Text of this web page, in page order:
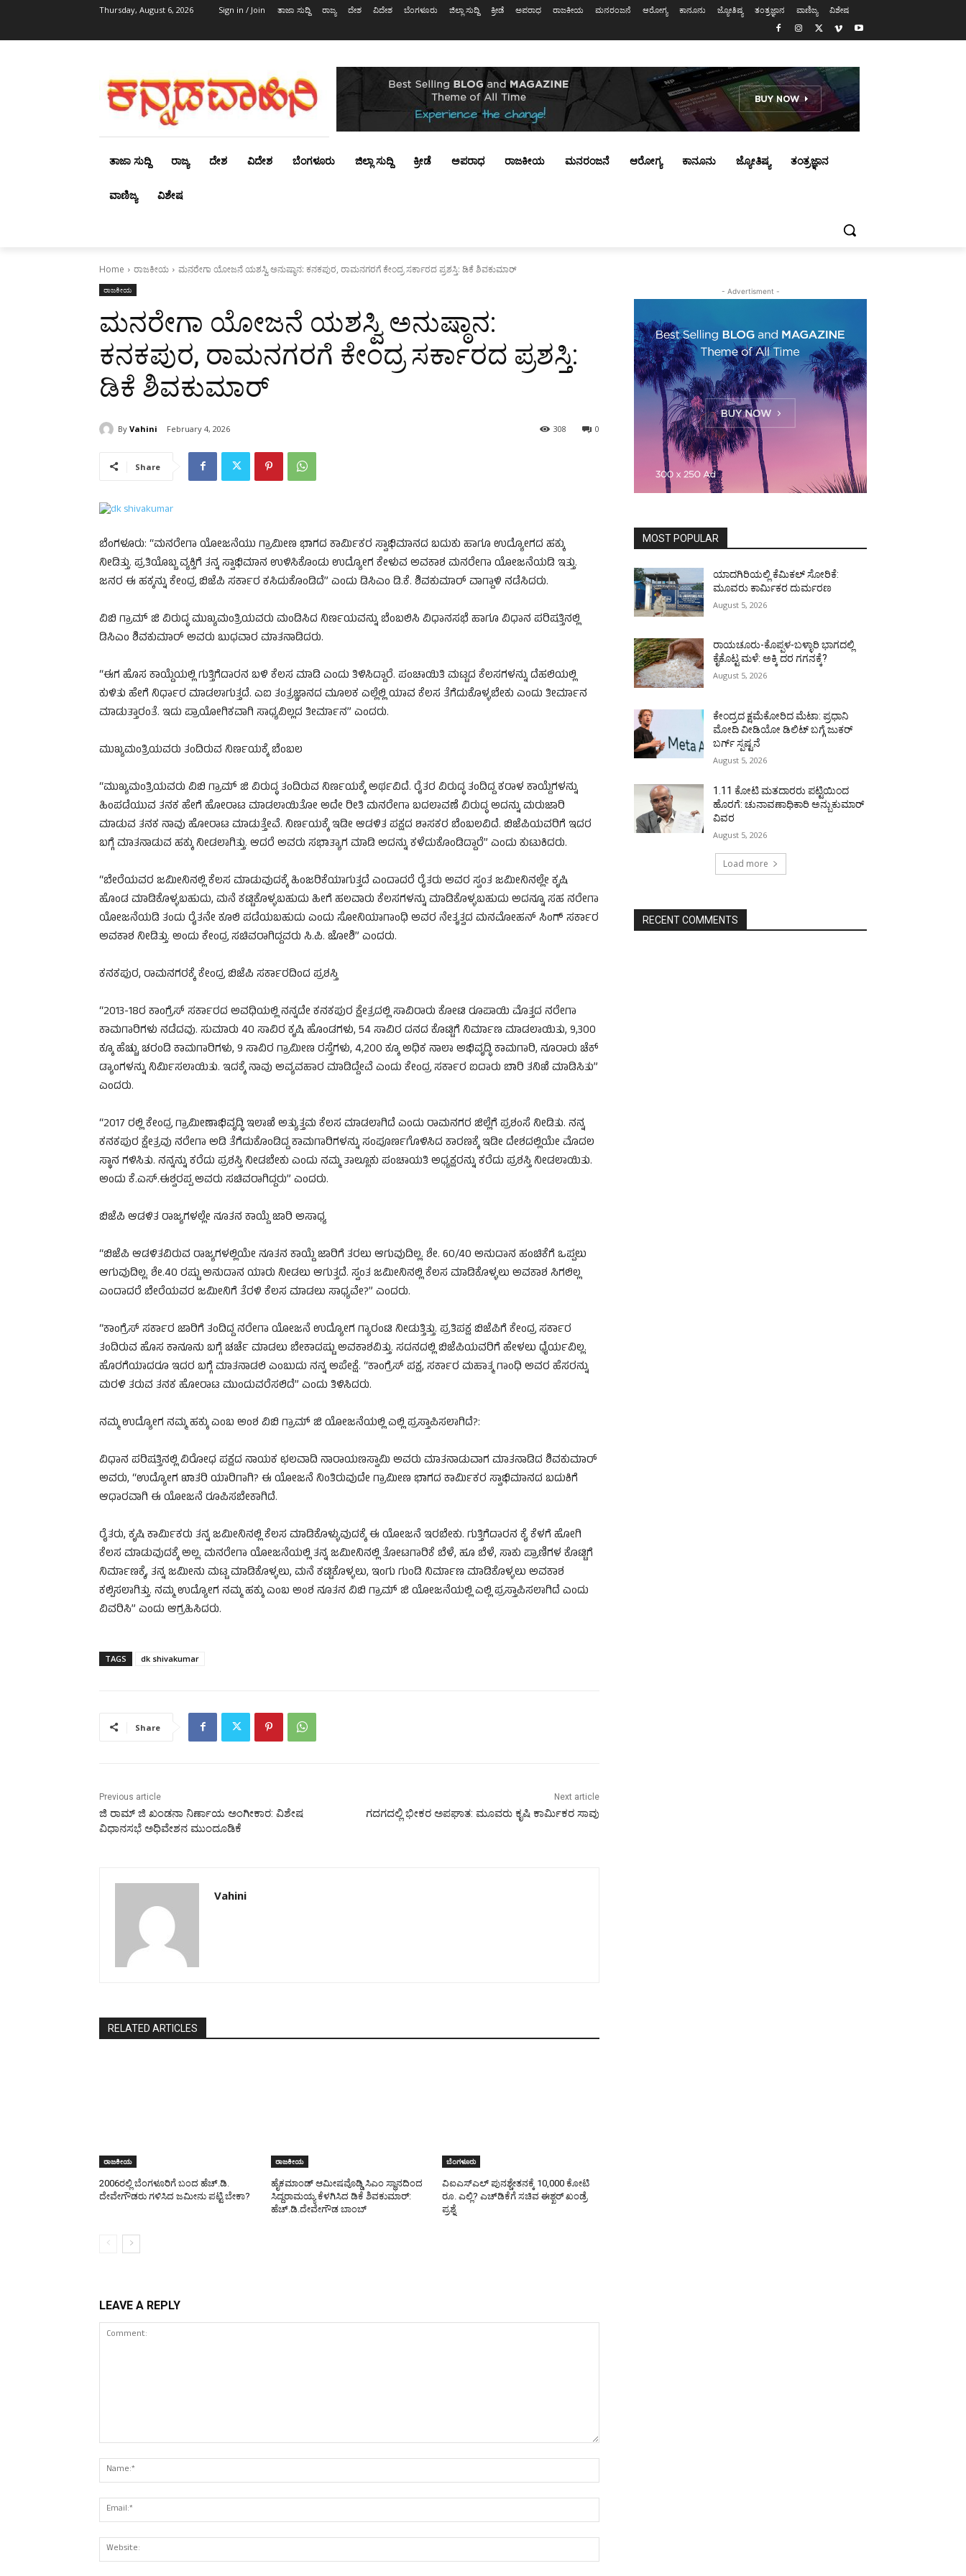
Thursday, August 6, 2026 Sign in / Join ತಾಜಾ ಸುದ್ದಿ ರಾಜ್ಯ ದೇಶ ವಿದೇಶ ಬೆಂಗಳೂರು ಜಿಲ್ಲಾ ಸುದ್ದಿ ಕ್ರೀಡೆ ಅಪರಾಧ ರಾಜಕೀಯ ಮನರಂಜನೆ ಆರೋಗ್ಯ ಕಾನೂನು ಜ್ಯೋತಿಷ್ಯ ತಂತ್ರಜ್ಞಾನ ವಾಣಿಜ್ಯ ವಿಶೇಷ
ತಾಜಾ ಸುದ್ದಿ ರಾಜ್ಯ ದೇಶ ವಿದೇಶ ಬೆಂಗಳೂರು ಜಿಲ್ಲಾ ಸುದ್ದಿ ಕ್ರೀಡೆ ಅಪರಾಧ ರಾಜಕೀಯ ಮನರಂಜನೆ ಆರೋಗ್ಯ ಕಾನೂನು ಜ್ಯೋತಿಷ್ಯ ತಂತ್ರಜ್ಞಾನ
ವಾಣಿಜ್ಯ ವಿಶೇಷ
Home ರಾಜಕೀಯ ಮನರೇಗಾ ಯೋಜನೆ ಯಶಸ್ವಿ ಅನುಷ್ಠಾನ: ಕನಕಪುರ, ರಾಮನಗರಗೆ ಕೇಂದ್ರ ಸರ್ಕಾರದ ಪ್ರಶಸ್ತಿ: ಡಿಕೆ ಶಿವಕುಮಾರ್
ರಾಜಕೀಯ
ಮನರೇಗಾ ಯೋಜನೆ ಯಶಸ್ವಿ ಅನುಷ್ಠಾನ:
ಕನಕಪುರ, ರಾಮನಗರಗೆ ಕೇಂದ್ರ ಸರ್ಕಾರದ ಪ್ರಶಸ್ತಿ:
ಡಿಕೆ ಶಿವಕುಮಾರ್
By Vahini February 4, 2026 0
308
Share
ಬೆಂಗಳೂರು: “ಮನರೇಗಾ ಯೋಜನೆಯು ಗ್ರಾಮೀಣ ಭಾಗದ ಕಾರ್ಮಿಕರ ಸ್ವಾಭಿಮಾನದ ಬದುಕು ಹಾಗೂ ಉದ್ಯೋಗದ ಹಕ್ಕು
ನೀಡಿತ್ತು. ಪ್ರತಿಯೊಬ್ಬ ವ್ಯಕ್ತಿಗೆ ತನ್ನ ಸ್ವಾಭಿಮಾನ ಉಳಿಸಿಕೊಂಡು ಉದ್ಯೋಗ ಕೇಳುವ ಅವಕಾಶ ಮನರೇಗಾ ಯೋಜನೆಯಡಿ ಇತ್ತು.
ಜನರ ಈ ಹಕ್ಕನ್ನು ಕೇಂದ್ರ ಬಿಜೆಪಿ ಸರ್ಕಾರ ಕಸಿದುಕೊಂಡಿದೆ” ಎಂದು ಡಿಸಿಎಂ ಡಿ.ಕೆ‌. ಶಿವಕುಮಾರ್ ವಾಗ್ದಾಳಿ ನಡೆಸಿದರು.
ವಿಬಿ ಗ್ರಾಮ್ ಜಿ ವಿರುದ್ಧ ಮುಖ್ಯಮಂತ್ರಿಯವರು ಮಂಡಿಸಿದ ನಿರ್ಣಯವನ್ನು ಬೆಂಬಲಿಸಿ ವಿಧಾನಸಭೆ ಹಾಗೂ ವಿಧಾನ ಪರಿಷತ್ತಿನಲ್ಲಿ
ಡಿಸಿಎಂ ಶಿವಕುಮಾರ್ ಅವರು ಬುಧವಾರ ಮಾತನಾಡಿದರು.
“ಈಗ ಹೊಸ ಕಾಯ್ದೆಯಲ್ಲಿ ಗುತ್ತಿಗೆದಾರನ ಬಳಿ ಕೆಲಸ ಮಾಡಿ ಎಂದು ತಿಳಿಸಿದ್ದಾರೆ. ಪಂಚಾಯಿತಿ ಮಟ್ಟದ‌ ಕೆಲಸಗಳನ್ನು ದೆಹಲಿಯಲ್ಲಿ
ಕುಳಿತು ಹೇಗೆ ನಿರ್ಧಾರ ಮಾಡಲಾಗುತ್ತದೆ. ಎಐ ತಂತ್ರಜ್ಞಾನದ ಮೂಲಕ ಎಲ್ಲೆಲ್ಲಿ ಯಾವ ಕೆಲಸ ತೆಗೆದುಕೊಳ್ಳಬೇಕು ಎಂದು ತೀರ್ಮಾನ
ಮಾಡುತ್ತಾರಂತೆ. ಇದು ಪ್ರಾಯೋಗಿಕವಾಗಿ ಸಾಧ್ಯವಿಲ್ಲದ ತೀರ್ಮಾನ” ಎಂದರು.
ಮುಖ್ಯಮಂತ್ರಿಯವರು ತಂದಿರುವ ನಿರ್ಣಯಕ್ಕೆ ಬೆಂಬಲ
“ಮುಖ್ಯಮಂತ್ರಿಯವರು ವಿಬಿ ಗ್ರಾಮ್ ಜಿ ವಿರುದ್ಧ ತಂದಿರುವ ನಿರ್ಣಯಕ್ಕೆ ಅರ್ಥವಿದೆ. ರೈತರ ವಿರುದ್ಧ ತಂದಿದ್ದ ಕರಾಳ ಕಾಯ್ದೆಗಳನ್ನು
ಹಿಂಪಡೆಯುವ ತನಕ ಹೇಗೆ ಹೋರಾಟ ಮಾಡಲಾಯಿತೋ ಅದೇ ರೀತಿ ಮನರೇಗಾ ಬದಲಾವಣೆ ವಿರುದ್ಧ ಅದನ್ನು ಮರುಜಾರಿ
ಮಾಡುವ ತನಕ ನಾವು ಹೋರಾಟ ಮಾಡುತ್ತೇವೆ. ನಿರ್ಣಯಕ್ಕೆ ಇಡೀ ಆಡಳಿತ ಪಕ್ಷದ ಶಾಸಕರ ಬೆಂಬಲವಿದೆ. ಬಿಜೆಪಿಯವರಿಗೆ ಇದರ
ಬಗ್ಗೆ ಮಾತನಾಡುವ ಹಕ್ಕು ನೀಡಲಾಗಿತ್ತು. ಆದರೆ ಅವರು ಸಭಾತ್ಯಾಗ ಮಾಡಿ ಅದನ್ನು ಕಳೆದುಕೊಂಡಿದ್ದಾರೆ” ಎಂದು ಕುಟುಕಿದರು.
“ಬೇರೆಯವರ ಜಮೀನಿನಲ್ಲಿ ಕೆಲಸ ಮಾಡುವುದಕ್ಕೆ ಹಿಂಜರಿಕೆಯಾಗುತ್ತದೆ ಎಂದಾದರೆ ರೈತರು ಅವರ ಸ್ವಂತ ಜಮೀನಿನಲ್ಲೇ ಕೃಷಿ
ಹೊಂಡ ಮಾಡಿಕೊಳ್ಳಬಹುದು, ಮನೆ ಕಟ್ಟಿಕೊಳ್ಳಬಹುದು ಹೀಗೆ ಹಲವಾರು ಕೆಲಸಗಳನ್ನು ಮಾಡಿಕೊಳ್ಳಬಹುದು ಅದನ್ನೂ ಸಹ ನರೇಗಾ
ಯೋಜನೆಯಡಿ ತಂದು ರೈತನೇ ಕೂಲಿ ಪಡೆಯಬಹುದು ಎಂದು ಸೋನಿಯಾಗಾಂಧಿ ಅವರ ನೇತೃತ್ವದ ಮನಮೋಹನ್ ಸಿಂಗ್ ಸರ್ಕಾರ
ಅವಕಾಶ ನೀಡಿತ್ತು. ಅಂದು ಕೇಂದ್ರ ಸಚಿವರಾಗಿದ್ದವರು ಸಿ.ಪಿ. ಜೋಶಿ” ಎಂದರು.
ಕನಕಪುರ, ರಾಮನಗರಕ್ಕೆ ಕೇಂದ್ರ ಬಿಜೆಪಿ ಸರ್ಕಾರದಿಂದ ಪ್ರಶಸ್ತಿ
“2013-18ರ ಕಾಂಗ್ರೆಸ್ ಸರ್ಕಾರದ ಅವಧಿಯಲ್ಲಿ ನನ್ನದೇ ಕನಕಪುರ ಕ್ಷೇತ್ರದಲ್ಲಿ ಸಾವಿರಾರು ಕೋಟಿ ರೂಪಾಯಿ ಮೊತ್ತದ ನರೇಗಾ
ಕಾಮಗಾರಿಗಳು ನಡೆದವು. ಸುಮಾರು 40 ಸಾವಿರ ಕೃಷಿ ಹೊಂಡಗಳು, 54 ಸಾವಿರ ದನದ ಕೊಟ್ಟಿಗೆ ನಿರ್ಮಾಣ ಮಾಡಲಾಯಿತು, 9,300
ಕ್ಕೂ ಹೆಚ್ಚು ಚರಂಡಿ ಕಾಮಗಾರಿಗಳು, 9 ಸಾವಿರ ಗ್ರಾಮೀಣ ರಸ್ತೆಗಳು, 4,200 ಕ್ಕೂ ಅಧಿಕ ನಾಲಾ ಅಭಿವೃದ್ಧಿ ಕಾಮಗಾರಿ, ನೂರಾರು ಚೆಕ್
ಡ್ಯಾಂಗಳನ್ನು ನಿರ್ಮಿಸಲಾಯಿತು. ಇದಕ್ಕೆ ನಾವು ಅವ್ಯವಹಾರ ಮಾಡಿದ್ದೇವೆ ಎಂದು ಕೇಂದ್ರ ಸರ್ಕಾರ ಐದಾರು ಬಾರಿ ತನಿಖೆ ಮಾಡಿಸಿತು”
ಎಂದರು.
“2017 ರಲ್ಲಿ ಕೇಂದ್ರ ಗ್ರಾಮೀಣಾಭಿವೃದ್ಧಿ ಇಲಾಖೆ ಅತ್ಯುತ್ತಮ ಕೆಲಸ ಮಾಡಲಾಗಿದೆ ಎಂದು ರಾಮನಗರ ಜಿಲ್ಲೆಗೆ ಪ್ರಶಂಸೆ ನೀಡಿತು. ನನ್ನ
ಕನಕಪುರ ಕ್ಷೇತ್ರವು ನರೇಗಾ ಅಡಿ ತೆಗೆದುಕೊಂಡಿದ್ದ ಕಾಮಗಾರಿಗಳನ್ನು ಸಂಪೂರ್ಣಗೊಳಿಸಿದ ಕಾರಣಕ್ಕೆ ಇಡೀ ದೇಶದಲ್ಲಿಯೇ ಮೊದಲ
ಸ್ಥಾನ ಗಳಿಸಿತು. ನನ್ನನ್ನು ಕರೆದು ಪ್ರಶಸ್ತಿ ನೀಡಬೇಕು ಎಂದು ನಮ್ಮ ತಾಲ್ಲೂಕು ಪಂಚಾಯತಿ ಅಧ್ಯಕ್ಷರನ್ನು ಕರೆದು ಪ್ರಶಸ್ತಿ ನೀಡಲಾಯಿತು.
ಅಂದು ಕೆ.ಎಸ್.ಈಶ್ವರಪ್ಪ ಅವರು ಸಚಿವರಾಗಿದ್ದರು” ಎಂದರು.
ಬಿಜೆಪಿ ಆಡಳಿತ ರಾಜ್ಯಗಳಲ್ಲೇ ನೂತನ ಕಾಯ್ದೆ ಜಾರಿ ಅಸಾಧ್ಯ
“ಬಿಜೆಪಿ ಆಡಳಿತವಿರುವ ರಾಜ್ಯಗಳಲ್ಲಿಯೇ ನೂತನ ಕಾಯ್ದೆ ಜಾರಿಗೆ ತರಲು ಆಗುವುದಿಲ್ಲ. ಶೇ. 60/40 ಅನುದಾನ ಹಂಚಿಕೆಗೆ ಒಪ್ಪಲು
ಆಗುವುದಿಲ್ಲ. ಶೇ.40 ರಷ್ಟು ಅನುದಾನ ಯಾರು ನೀಡಲು ಆಗುತ್ತದೆ. ಸ್ವಂತ ಜಮೀನಿನಲ್ಲಿ ಕೆಲಸ ಮಾಡಿಕೊಳ್ಳಲು ಅವಕಾಶ ಸಿಗಲಿಲ್ಲ
ಎಂದಾದರೆ ಬೇರೆಯವರ ಜಮೀನಿಗೆ ತೆರಳಿ ಕೆಲಸ ಮಾಡಲು ಸಾಧ್ಯವೇ?” ಎಂದರು.
“ಕಾಂಗ್ರೆಸ್ ಸರ್ಕಾರ ಜಾರಿಗೆ ತಂದಿದ್ದ ನರೇಗಾ ಯೋಜನೆ ಉದ್ಯೋಗ ಗ್ಯಾರಂಟಿ ನೀಡುತ್ತಿತ್ತು. ಪ್ರತಿಪಕ್ಷ ಬಿಜೆಪಿಗೆ ಕೇಂದ್ರ ಸರ್ಕಾರ
ತಂದಿರುವ ಹೊಸ ಕಾನೂನು ಬಗ್ಗೆ ಚರ್ಚೆ‌ ಮಾಡಲು ಬೇಕಾದಷ್ಟು ಅವಕಾಶವಿತ್ತು. ಸದನದಲ್ಲಿ ಬಿಜೆಪಿಯವರಿಗೆ ಹೇಳಲು ಧೈರ್ಯವಿಲ್ಲ.
ಹೊರಗೆಯಾದರೂ ಇದರ ಬಗ್ಗೆ ಮಾತನಾಡಲಿ ಎಂಬುದು ನನ್ನ ಅಪೇಕ್ಷೆ. “ಕಾಂಗ್ರೆಸ್ ಪಕ್ಷ, ಸರ್ಕಾರ ಮಹಾತ್ಮ ಗಾಂಧಿ ಅವರ ಹೆಸರನ್ನು
ಮರಳಿ ತರುವ ತನಕ ಹೋರಾಟ ಮುಂದುವರೆಸಲಿದೆ” ಎಂದು ತಿಳಿಸಿದರು.
ನಮ್ಮ ಉದ್ಯೋಗ ನಮ್ಮ ಹಕ್ಕು ಎಂಬ ಅಂಶ ವಿಬಿ ಗ್ರಾಮ್ ಜಿ ಯೋಜನೆಯಲ್ಲಿ ಎಲ್ಲಿ ಪ್ರಸ್ತಾಪಿಸಲಾಗಿದೆ?:
ವಿಧಾನ ಪರಿಷತ್ತಿನಲ್ಲಿ ವಿರೋಧ ಪಕ್ಷದ ನಾಯಕ ಛಲವಾದಿ ನಾರಾಯಣಸ್ವಾಮಿ ಅವರು ಮಾತನಾಡುವಾಗ ಮಾತನಾಡಿದ ಶಿವಕುಮಾರ್
ಅವರು, “ಉದ್ಯೋಗ ಖಾತರಿ ಯಾರಿಗಾಗಿ? ಈ ಯೋಜನೆ ನಿಂತಿರುವುದೇ ಗ್ರಾಮೀಣ ಭಾಗದ ಕಾರ್ಮಿಕರ ಸ್ವಾಭಿಮಾನದ ಬದುಕಿಗೆ
ಆಧಾರವಾಗಿ ಈ ಯೋಜನೆ ರೂಪಿಸಬೇಕಾಗಿದೆ.
ರೈತರು, ಕೃಷಿ ಕಾರ್ಮಿಕರು ತನ್ನ ಜಮೀನಿನಲ್ಲಿ ಕೆಲಸ ಮಾಡಿಕೊಳ್ಳುವುದಕ್ಕೆ ಈ ಯೋಜನೆ ಇರಬೇಕು. ಗುತ್ತಿಗೆದಾರನ ಕೈ ಕೆಳಗೆ ಹೋಗಿ
ಕೆಲಸ ಮಾಡುವುದಕ್ಕೆ ಅಲ್ಲ. ಮನರೇಗಾ ಯೋಜನೆಯಲ್ಲಿ ತನ್ನ ಜಮೀನಿನಲ್ಲಿ ತೋಟಗಾರಿಕೆ ಬೆಳೆ, ಹೂ ಬೆಳೆ, ಸಾಕು ಪ್ರಾಣಿಗಳ ಕೊಟ್ಟಿಗೆ
ನಿರ್ಮಾಣಕ್ಕೆ, ತನ್ನ ಜಮೀನು ಮಟ್ಟ ಮಾಡಿಕೊಳ್ಳಲು, ಮನೆ ಕಟ್ಟಿಕೊಳ್ಳಲು, ಇಂಗು ಗುಂಡಿ ನಿರ್ಮಾಣ ಮಾಡಿಕೊಳ್ಳಲು ಅವಕಾಶ
ಕಲ್ಪಿಸಲಾಗಿತ್ತು. ನಮ್ಮ ಉದ್ಯೋಗ ನಮ್ಮ ಹಕ್ಕು ಎಂಬ ಅಂಶ ನೂತನ ವಿಬಿ ಗ್ರಾಮ್ ಜಿ ಯೋಜನೆಯಲ್ಲಿ ಎಲ್ಲಿ ಪ್ರಸ್ತಾಪಿಸಲಾಗಿದೆ ಎಂದು
ವಿವರಿಸಿ” ಎಂದು ಆಗ್ರಹಿಸಿದರು.
TAGS dk shivakumar
Share
Previous article
ಜಿ ರಾಮ್ ಜಿ ಖಂಡನಾ ನಿರ್ಣಾಯ ಅಂಗೀಕಾರ: ವಿಶೇಷ
ವಿಧಾನಸಭೆ ಅಧಿವೇಶನ ಮುಂದೂಡಿಕೆ
Next article
ಗದಗದಲ್ಲಿ ಭೀಕರ ಅಪಘಾತ: ಮೂವರು ಕೃಷಿ ಕಾರ್ಮಿಕರ ಸಾವು
Vahini
RELATED ARTICLES
ರಾಜಕೀಯ
2006ರಲ್ಲಿ ಬೆಂಗಳೂರಿಗೆ ಬಂದ ಹೆಚ್.ಡಿ.
ದೇವೇಗೌಡರು ಗಳಿಸಿದ ಜಮೀನು ಪಟ್ಟಿ ಬೇಕಾ?
ರಾಜಕೀಯ
ಹೈಕಮಾಂಡ್ ಆಮೀಷವೊಡ್ಡಿ ಸಿಎಂ ಸ್ಥಾನದಿಂದ
ಸಿದ್ದರಾಮಯ್ಯ ಕೆಳಗಿಸಿದ ಡಿಕೆ ಶಿವಕುಮಾರ್:
ಹೆಚ್.ಡಿ.ದೇವೇಗೌಡ ಬಾಂಬ್
ಬೆಂಗಳೂರು
ವಿಐಎಸ್ಎಲ್ ಪುನಶ್ಚೇತನಕ್ಕೆ 10,000 ಕೋಟಿ
ರೂ. ಎಲ್ಲಿ? ಎಚ್‌ಡಿಕೆಗೆ ಸಚಿವ ಈಶ್ಖರ್‌ ಖಂಡ್ರೆ
ಪ್ರಶ್ನೆ
LEAVE A REPLY
- Advertisment -
MOST POPULAR
ಯಾದಗಿರಿಯಲ್ಲಿ ಕೆಮಿಕಲ್ ಸೋರಿಕೆ:
ಮೂವರು ಕಾರ್ಮಿಕರ ದುರ್ಮರಣ
August 5, 2026
ರಾಯಚೂರು-ಕೊಪ್ಪಳ-ಬಳ್ಳಾರಿ ಭಾಗದಲ್ಲಿ
ಕೈಕೊಟ್ಟ ಮಳೆ: ಅಕ್ಕಿ ದರ ಗಗನಕ್ಕೆ?
August 5, 2026
ಕೇಂದ್ರದ ಕ್ಷಮೆಕೋರಿದ ಮೆಟಾ: ಪ್ರಧಾನಿ
ಮೋದಿ ವೀಡಿಯೋ ಡಿಲಿಟ್ ಬಗ್ಗೆ ಜುಕರ್
ಬರ್ಗ್ ಸ್ಪಷ್ಟನೆ
August 5, 2026
1.11 ಕೋಟಿ ಮತದಾರರು ಪಟ್ಟಿಯಿಂದ
ಹೊರಗೆ: ಚುನಾವಣಾಧಿಕಾರಿ ಅನ್ಬುಕುಮಾರ್
ವಿವರ
August 5, 2026
Load more
RECENT COMMENTS